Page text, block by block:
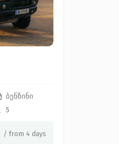
ბენზინი
5
/ from 4 days